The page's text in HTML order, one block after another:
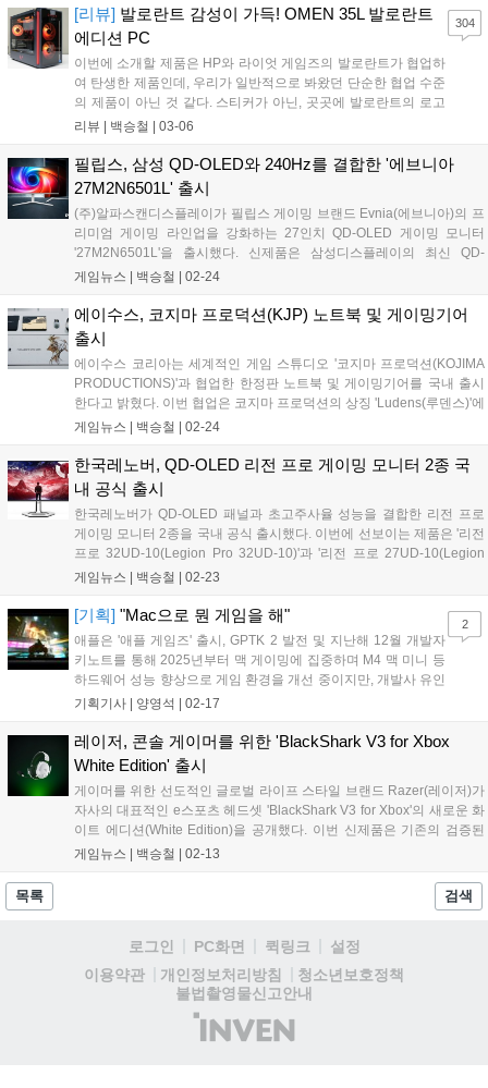
어 엔진(Game Multimedia Engine)에서 발전해 전체 게임의 수명 주기
를 지원하는 통합된 AI 기반 제품군으로 전략적 확장했다....
[리뷰] 발로란트 감성이 가득! OMEN 35L 발로란트
에디션 PC
이번에 소개할 제품은 HP와 라이엇 게임즈의 발로란트가 협업하
여 탄생한 제품인데, 우리가 일반적으로 봐왔던 단순한 협업 수준
의 제품이 아닌 것 같다. 스티커가 아닌, 곳곳에 발로란트의 로고
등으로 흔적을 느낄 수 있고 지원되는 소프트웨어를 통해 바탕화
수 있다. 최근 라이엇 게임즈와의 협업으로 정말 게이머들이 원하
는 퀄리티로 협업 제품들을 대거 선보이고 있는 HP의 'OMEN
35L 발로란트 특별판 게이밍 PC(이하 OMEN 35L 발로란트 에디
션)'이 그 주인공이다....
리뷰 | 백승철 | 03-06
304
필립스, 삼성 QD-OLED와 240Hz를 결합한 '에브니아
27M2N6501L' 출시
(주)알파스캔디스플레이가 필립스 게이밍 브랜드 Evnia(에브니아)의 프
리미엄 게이밍 라인업을 강화하는 27인치 QD-OLED 게이밍 모니터
'27M2N6501L'을 출시했다. 신제품은 삼성디스플레이의 최신 QD-
OLED 패널과 240Hz 초고주사율, 0.03ms(GTG) 응답속도를 기반으로
해상도, 필립스 고유의 울트라와이트 컬러와 True 10bit, HDR10 지원은
물론, 에브니아만의 AI 기반 게이밍 서포트 기술을 통해 몰입감과 사용
편의성을 한층 강화했다. 또한, 고급스럽고 세련된 화이트 미니멀 디자
인을 채택해 필립스가 선도하는 차별화된 스타일을 완성하며, AI 앰비글
로우 조명과의 조화를 통해 게임 화면의 생생한 색감을 공간 전체로 확
장한다....
게임뉴스 | 백승철 | 02-24
에이수스, 코지마 프로덕션(KJP) 노트북 및 게이밍기어
출시
에이수스 코리아는 세계적인 게임 스튜디오 '코지마 프로덕션(KOJIMA
PRODUCTIONS)'과 협업한 한정판 노트북 및 게이밍기어를 국내 출시
한다고 밝혔다. 이번 협업은 코지마 프로덕션의 상징 'Ludens(루덴스)'에
서 영감을 받아 ROG의 도전 정신을 담은 메시지 'For Ludens Who
KJP는 코지마 프로덕션 디자인을 담은 한정판 스페셜 에디션으로 전설
적인 아티스트 신카와 요지의 컨셉 아트 기반 디자인 요소를 제품 디테
일에 적용해 협업 아이덴티티를 강화했다. 또한 전용 케이스와 커스텀
패키징, 맞춤형 전원 어댑터, Armoury Crate 전용 테마 등 스페셜 에디션
만의 구성을 제공해 소장 가치를 높였다....
게임뉴스 | 백승철 | 02-24
한국레노버, QD-OLED 리전 프로 게이밍 모니터 2종 국
내 공식 출시
한국레노버가 QD-OLED 패널과 초고주사율 성능을 결합한 리전 프로
게이밍 모니터 2종을 국내 공식 출시했다. 이번에 선보이는 제품은 '리전
프로 32UD-10(Legion Pro 32UD-10)'과 '리전 프로 27UD-10(Legion
Pro 27UD-10)'으로, 대화면의 몰입감과 정밀한 컨트롤을 모두 갖춘 게
게임뉴스 | 백승철 | 02-23
[기획] "Mac으로 뭔 게임을 해"
애플은 '애플 게임즈' 출시, GPTK 2 발전 및 지난해 12월 개발자
키노트를 통해 2025년부터 맥 게이밍에 집중하며 M4 맥 미니 등
하드웨어 성능 향상으로 게임 환경을 개선 중이지만, 개발사 유인
책과 스팀 점유율은 여전히 부족하다....
기획기사 | 양영석 | 02-17
2
레이저, 콘솔 게이머를 위한 'BlackShark V3 for Xbox
White Edition' 출시
게이머를 위한 선도적인 글로벌 라이프 스타일 브랜드 Razer(레이저)가
자사의 대표적인 e스포츠 헤드셋 'BlackShark V3 for Xbox'의 새로운 화
이트 에디션(White Edition)을 공개했다. 이번 신제품은 기존의 검증된
성능에 현대적이고 미니멀한 화이트 컬러를 입혀 콘솔 유저들의 데스크
게임뉴스 | 백승철 | 02-13
목록 검색
로그인 PC화면 퀵링크
설정
이용약관
개인정보처리방침
청소년보호정책
불법촬영물신고안내
(주)
인